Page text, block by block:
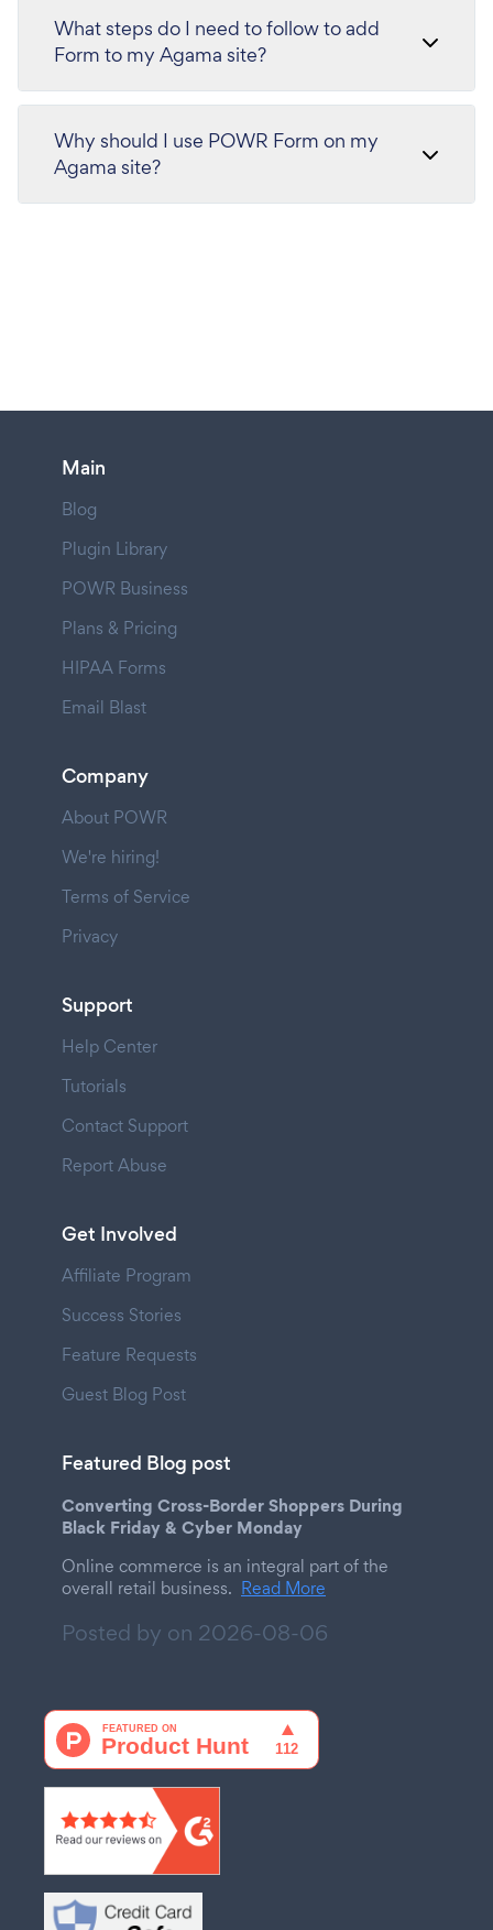
What steps do I need to follow to add
Form to my Agama site?
Why should I use POWR Form on my
Agama site?
Main
Blog
Plugin Library
POWR Business
Plans & Pricing
HIPAA Forms
Email Blast
Company
About POWR
We're hiring!
Terms of Service
Privacy
Support
Help Center
Tutorials
Contact Support
Report Abuse
Get Involved
Affiliate Program
Success Stories
Feature Requests
Guest Blog Post
Featured Blog post
Converting Cross-Border Shoppers During
Black Friday & Cyber Monday
Online commerce is an integral part of the
overall retail business. Read More
Posted by on 2026-08-06